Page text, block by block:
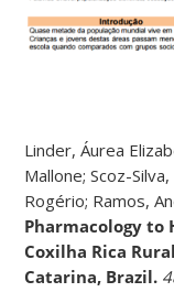
Linder, Áurea
Mallone; Scoz-
Rogério; Ramos,
Pharmacology to
Coxilha Rica
Catarina, Brazil.